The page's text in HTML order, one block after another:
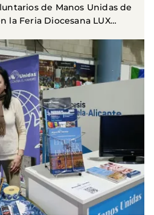
de Manos Unidas de
la Feria Diocesana LUX